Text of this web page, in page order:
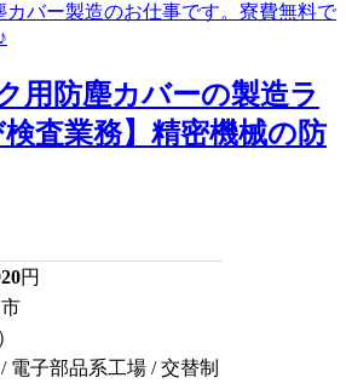
用防塵カバーの製造ラ
査業務】精密機械の防
円
電子部品系工場 / 交替制